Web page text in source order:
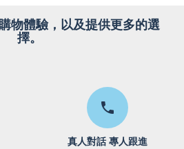
物體驗，以及提供更多的選
擇。
真人對話 專人跟進